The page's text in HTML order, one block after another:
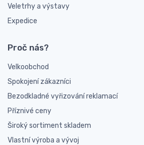
Veletrhy a výstavy
Expedice
Proč nás?
Velkoobchod
Spokojení zákazníci
Bezodkladné vyřizování reklamací
Příznivé ceny
Široký sortiment skladem
Vlastní výroba a vývoj